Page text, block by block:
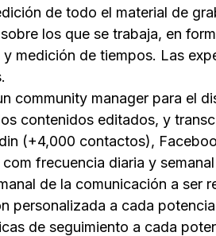
de todo el material de
los que se trabaja, en
medición de tiempos. Las
community manager para el
contenidos editados, y
(+4,000 contactos),
frecuencia diaria y
de la comunicación a ser
personalizada a cada
de seguimiento a cada